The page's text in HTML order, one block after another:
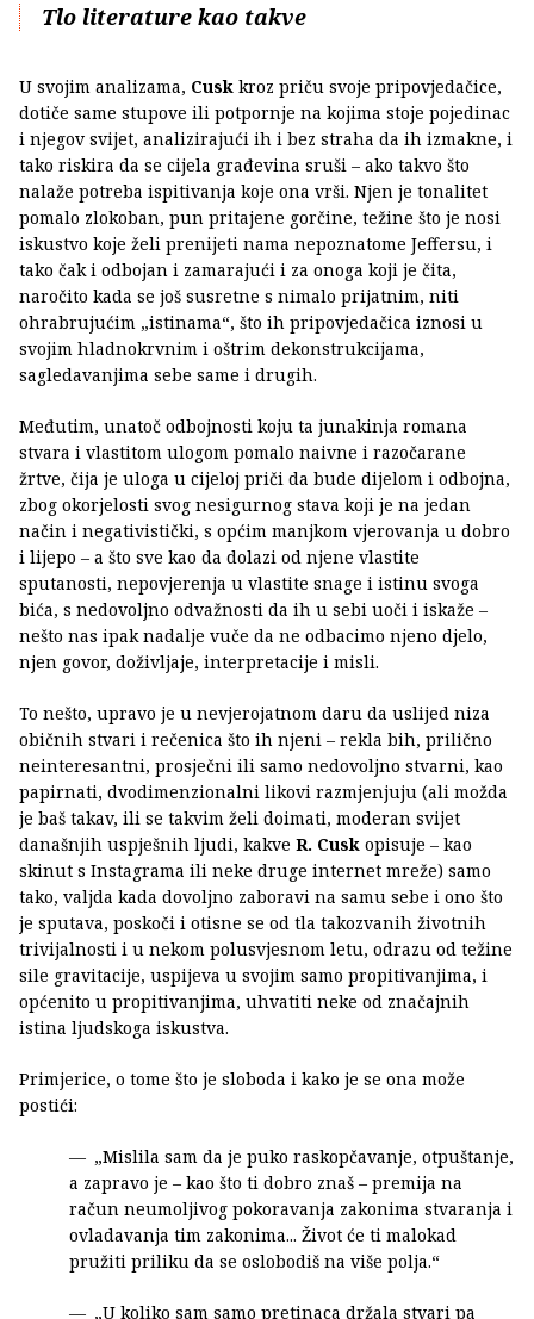
Tlo literature kao takve
U svojim analizama, Cusk kroz priču svoje pripovjedačice,
dotiče same stupove ili potpornje na kojima stoje pojedinac
i njegov svijet, analizirajući ih i bez straha da ih izmakne, i
tako riskira da se cijela građevina sruši – ako takvo što
nalaže potreba ispitivanja koje ona vrši. Njen je tonalitet
pomalo zlokoban, pun pritajene gorčine, težine što je nosi
iskustvo koje želi prenijeti nama nepoznatome Jeffersu, i
tako čak i odbojan i zamarajući i za onoga koji je čita,
naročito kada se još susretne s nimalo prijatnim, niti
ohrabrujućim „istinama“, što ih pripovjedačica iznosi u
svojim hladnokrvnim i oštrim dekonstrukcijama,
sagledavanjima sebe same i drugih.
Međutim, unatoč odbojnosti koju ta junakinja romana
stvara i vlastitom ulogom pomalo naivne i razočarane
žrtve, čija je uloga u cijeloj priči da bude dijelom i odbojna,
zbog okorjelosti svog nesigurnog stava koji je na jedan
način i negativistički, s općim manjkom vjerovanja u dobro
i lijepo – a što sve kao da dolazi od njene vlastite
sputanosti, nepovjerenja u vlastite snage i istinu svoga
bića, s nedovoljno odvažnosti da ih u sebi uoči i iskaže –
nešto nas ipak nadalje vuče da ne odbacimo njeno djelo,
njen govor, doživljaje, interpretacije i misli.
To nešto, upravo je u nevjerojatnom daru da uslijed niza
običnih stvari i rečenica što ih njeni – rekla bih, prilično
neinteresantni, prosječni ili samo nedovoljno stvarni, kao
papirnati, dvodimenzionalni likovi razmjenjuju (ali možda
je baš takav, ili se takvim želi doimati, moderan svijet
današnjih uspješnih ljudi, kakve R. Cusk opisuje – kao
skinut s Instagrama ili neke druge internet mreže) samo
tako, valjda kada dovoljno zaboravi na samu sebe i ono što
je sputava, poskoči i otisne se od tla takozvanih životnih
trivijalnosti i u nekom polusvjesnom letu, odrazu od težine
sile gravitacije, uspijeva u svojim samo propitivanjima, i
općenito u propitivanjima, uhvatiti neke od značajnih
istina ljudskoga iskustva.
Primjerice, o tome što je sloboda i kako je se ona može
postići:
„Mislila sam da je puko raskopčavanje, otpuštanje,
a zapravo je – kao što ti dobro znaš – premija na
račun neumoljivog pokoravanja zakonima stvaranja i
ovladavanja tim zakonima... Život će ti malokad
pružiti priliku da se oslobodiš na više polja.“
„U koliko sam samo pretinaca držala stvari pa